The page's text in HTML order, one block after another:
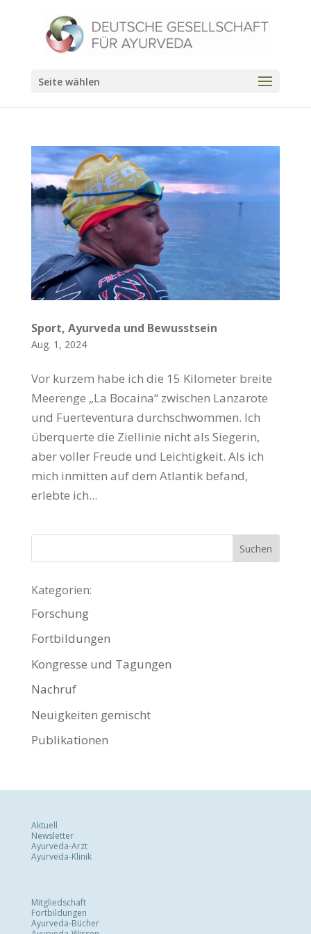
Seite wählen
Sport, Ayurveda und Bewusstsein
Aug. 1, 2024
Vor kurzem habe ich die 15 Kilometer breite
Meerenge „La Bocaina“ zwischen Lanzarote
und Fuerteventura durchschwommen. Ich
überquerte die Ziellinie nicht als Siegerin,
aber voller Freude und Leichtigkeit. Als ich
mich inmitten auf dem Atlantik befand,
erlebte ich...
Kategorien:
Forschung
Fortbildungen
Kongresse und Tagungen
Nachruf
Neuigkeiten gemischt
Publikationen
Aktuell
Newsletter
Ayurveda-Arzt
Ayurveda-Klinik
Mitgliedschaft
Fortbildungen
Ayurveda-Bücher